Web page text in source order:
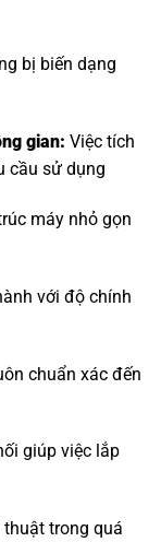
bị biến dạng
gian: Việc tích
cầu sử dụng
máy nhỏ gọn
với độ chính
chuẩn xác đến
giúp việc lắp
trong quá